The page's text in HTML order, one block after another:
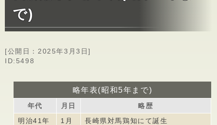
で)
[公開日： 2025年3月3日]
ID:5498
略年表(昭和5年まで)
年代 月日 略歴
明治41年
1月
長崎県対馬鶏知にて誕生